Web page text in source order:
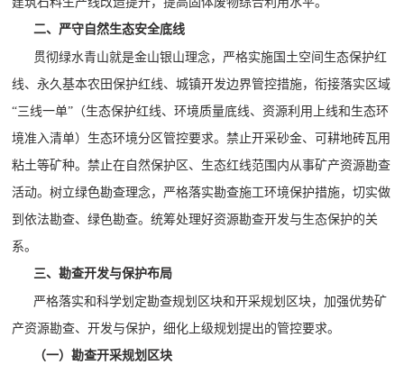
二、严守自然生态安全底线
贯彻绿水青山就是金山银山理念，严格实施国土空间生态保护红
线、永久基本农田保护红线、城镇开发边界管控措施，衔接落实区域
“三线一单”（生态保护红线、环境质量底线、资源利用上线和生态环
境准入清单）生态环境分区管控要求。禁止开采砂金、可耕地砖瓦用
粘土等矿种。禁止在自然保护区、生态红线范围内从事矿产资源勘查
活动。树立绿色勘查理念，严格落实勘查施工环境保护措施，切实做
到依法勘查、绿色勘查。统筹处理好资源勘查开发与生态保护的关
系。
三、勘查开发与保护布局
严格落实和科学划定勘查规划区块和开采规划区块，加强优势矿
产资源勘查、开发与保护，细化上级规划提出的管控要求。
（一）勘查开采规划区块